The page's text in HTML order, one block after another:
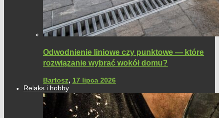
Odwodnienie liniowe czy punktowe — które
rozwiązanie wybrać wokół domu?
Bartosz, 17 lipca 2026
Relaks i hobby